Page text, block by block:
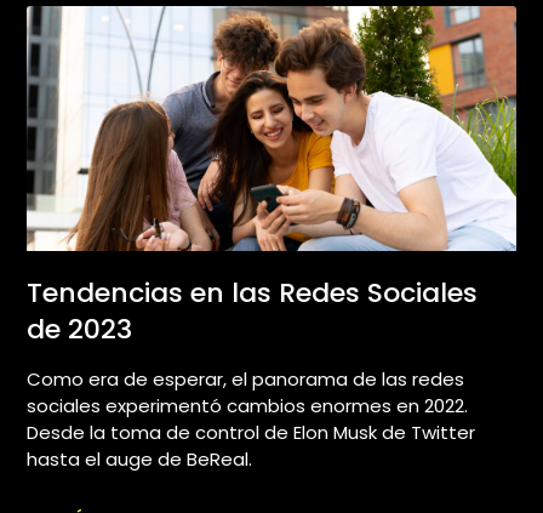
Tendencias en las Redes Sociales
de 2023
Como era de esperar, el panorama de las redes
sociales experimentó cambios enormes en 2022.
Desde la toma de control de Elon Musk de Twitter
hasta el auge de BeReal.